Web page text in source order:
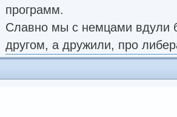
программ.
Славно мы с немцами вдули
другом, а дружили, про